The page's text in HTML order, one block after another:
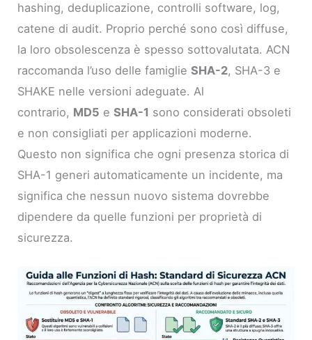
hashing, deduplicazione, controlli software, log,
catene di audit. Proprio perché sono così diffuse,
la loro obsolescenza è spesso sottovalutata. ACN
raccomanda l’uso delle famiglieSHA-2, SHA-3 e
SHAKE nelle versioni adeguate. Al
contrario, MD5 eSHA-1 sono considerati obsoleti
e non consigliati per applicazioni moderne.
Questo non significa che ogni presenza storica di
SHA-1 generi automaticamente un incidente, ma
significa che nessun nuovo sistema dovrebbe
dipendere da quelle funzioni per proprietà di
sicurezza.